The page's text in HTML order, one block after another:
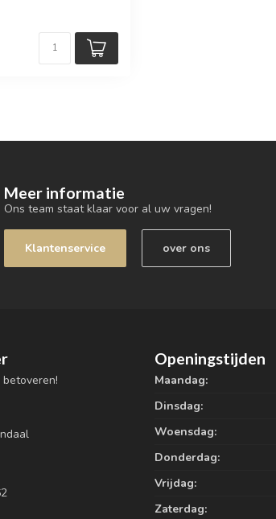
Meer informatie
Ons team staat klaar voor al uw vragen!
Klantenservice over ons
Openingstijden
Maandag:
Dinsdag:
Woensdag:
Donderdag:
Vrijdag:
Zaterdag: